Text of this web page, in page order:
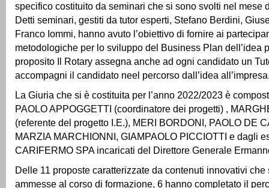
specifico costituito da seminari che si sono svolti nel mese
Detti seminari, gestiti da tutor esperti, Stefano Berdini,
Franco Iommi, hanno avuto l’obiettivo di fornire ai
metodologiche per lo sviluppo del Business Plan dell’idea
proposito Il Rotary assegna anche ad ogni candidato un
accompagni il candidato neel percorso dall’idea
La Giuria che si è costituita per l’anno 2022/2023 è
PAOLO APPOGGETTI (coordinatore dei progetti) ,
(referente del progetto I.E.), MERI BORDONI, PAOLO DE
MARZIA MARCHIONNI, GIAMPAOLO PICCIOTTI e dagli
CARIFERMO SPA incaricati del Direttore Generale
Delle 11 proposte caratterizzate da contenuti innovativi che
ammesse al corso di formazione, 6 hanno completato il